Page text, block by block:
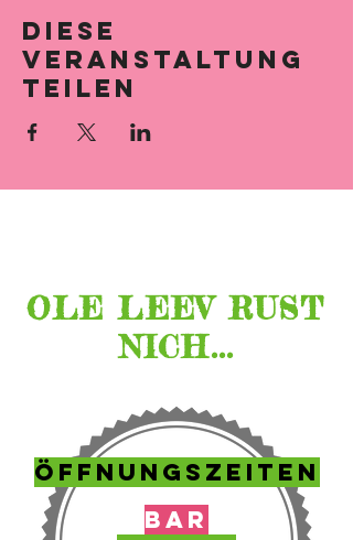
Diese
Veranstaltung
teilen
OLE LEEV RUST
NICH...
ÖFFNUNGSZEITEN
BAR